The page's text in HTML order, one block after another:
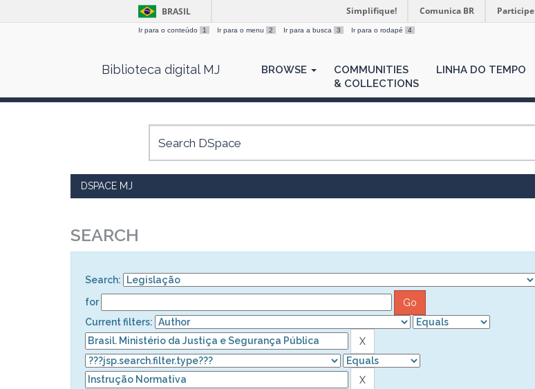
BRASIL Simplifique! Comunica BR Participe
Ir para o conteúdo 1 Ir para o menu 2 Ir para a busca 3 Ir para o rodapé 4
Biblioteca digital MJ BROWSE
COMMUNITIES
& COLLECTIONS
LINHA DO TEMPO
DSPACE MJ
SEARCH
Search:
for
Current filters: